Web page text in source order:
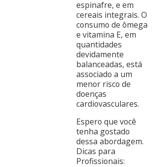
espinafre, e em
cereais integrais. O
consumo de ômega 3
e vitamina E, em
quantidades
devidamente
balanceadas, está
associado a um
menor risco de
doenças
cardiovasculares.
Espero que você
tenha gostado
dessa abordagem.
Dicas para
Profissionais: